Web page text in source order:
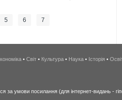
5 6 7
• Світ • Культура • Наука • Історія •
за умови посилання (для інтернет-видань -